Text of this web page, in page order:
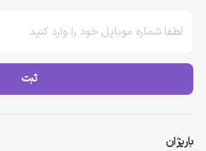
ثبت
باریژان